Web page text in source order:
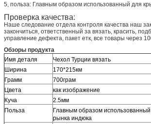
5, польза: Главным образом использованный для
Проверка качества:
Наше следование отдела контроля качества наш
закончиться, ответственный за вязать, красить,
управление дефекта, пакет етк, все товары через
Обзоры продукта
Имя деталя
Чехол Турции вязать
Ширина
170*215км
Грамм
700грам
Цвета
как изображение
Куча
2.5мм
Польза
Главным образом
рынка индюка